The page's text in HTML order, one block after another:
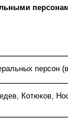
персон
Котюков,